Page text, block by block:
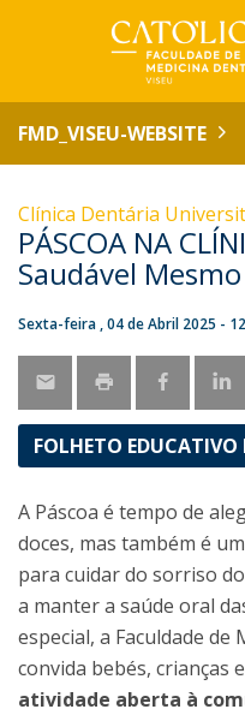
FMD_VISEU-WEBSITE
Clínica Dentária
PÁSCOA NA
Saudável
Sexta-feira , 04 de Abril 2025 -
FOLHETO
A Páscoa é tempo de
doces, mas também é
para cuidar do sorriso
a manter a saúde oral
especial, a Faculdade de
convida bebés, crianças
atividade aberta à